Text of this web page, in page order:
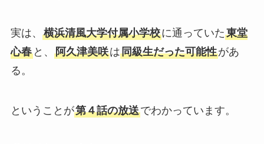
実は、 横浜清風大学付属小学校に通っていた東堂
心春と、 阿久津美咲は同級生だった可能性があ
る。
ということが第４話の放送でわかっています。